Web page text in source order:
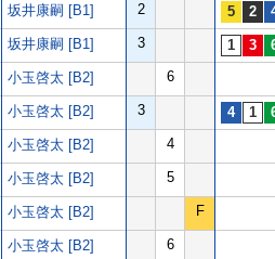
坂井康嗣 [B1] 2
坂井康嗣 [B1] 3
小玉啓太 [B2] 6
小玉啓太 [B2] 3
小玉啓太 [B2] 4
小玉啓太 [B2] 5
小玉啓太 [B2] F
小玉啓太 [B2] 6